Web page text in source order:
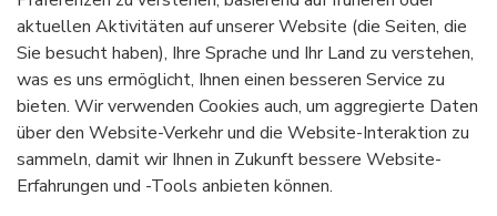
aktuellen Aktivitäten auf unserer Website (die Seiten, die
Sie besucht haben), Ihre Sprache und Ihr Land zu verstehen,
was es uns ermöglicht, Ihnen einen besseren Service zu
bieten. Wir verwenden Cookies auch, um aggregierte Daten
über den Website-Verkehr und die Website-Interaktion zu
sammeln, damit wir Ihnen in Zukunft bessere Website-
Erfahrungen und -Tools anbieten können.